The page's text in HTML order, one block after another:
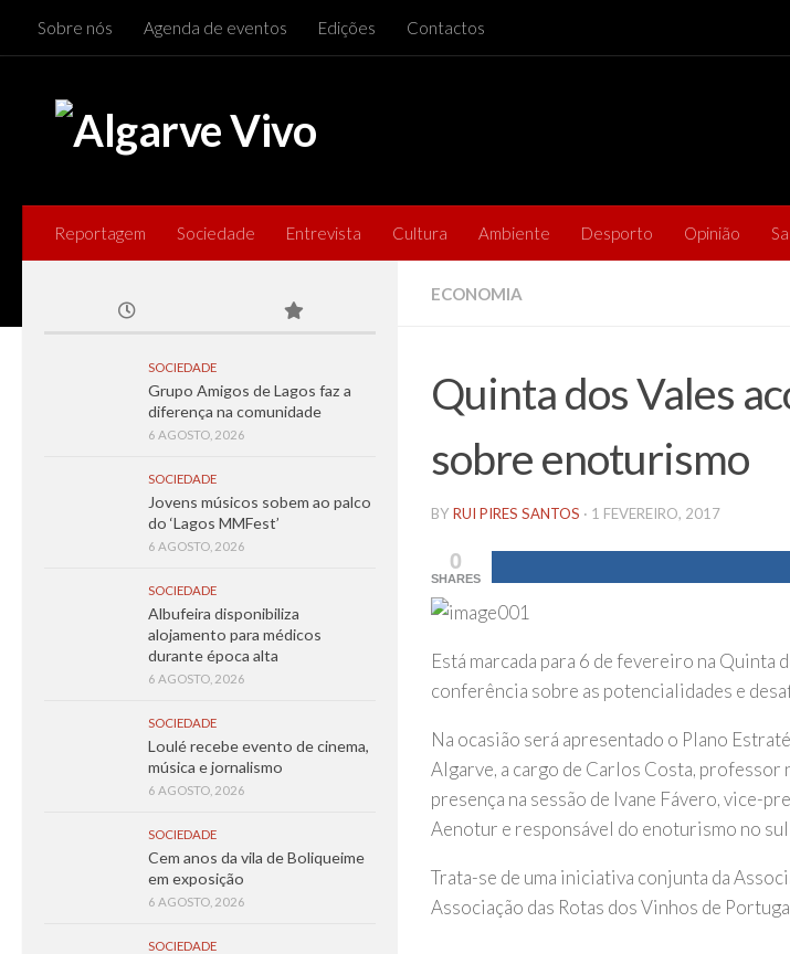
Skip to content
Sobre nós Agenda de eventos Edições Contactos
Reportagem Sociedade Entrevista Cultura Ambiente Desporto Opinião
ECONOMIA
Quinta dos Vales
sobre enoturismo
BY RUI PIRES SANTOS · 1 FEVEREIRO, 2017
0
SHARES
Está marcada para 6 de fevereiro na Quinta
conferência sobre as potencialidades e
Na ocasião será apresentado o Plano
Algarve, a cargo de Carlos Costa,
presença na sessão de Ivane Fávero, vice-
Aenotur e responsável do enoturismo no
Trata-se de uma iniciativa conjunta da
Associação das Rotas dos Vinhos de
SOCIEDADE
Grupo Amigos de Lagos faz a
diferença na comunidade
6 AGOSTO, 2026
SOCIEDADE
Jovens músicos sobem ao palco
do ‘Lagos MMFest’
6 AGOSTO, 2026
SOCIEDADE
Albufeira disponibiliza
alojamento para médicos
durante época alta
6 AGOSTO, 2026
SOCIEDADE
Loulé recebe evento de cinema,
música e jornalismo
6 AGOSTO, 2026
SOCIEDADE
Cem anos da vila de Boliqueime
em exposição
6 AGOSTO, 2026
SOCIEDADE